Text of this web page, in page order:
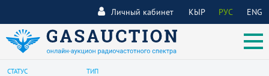
КЫР РУС ENG
Личный кабинет
СТАТУС ТИП